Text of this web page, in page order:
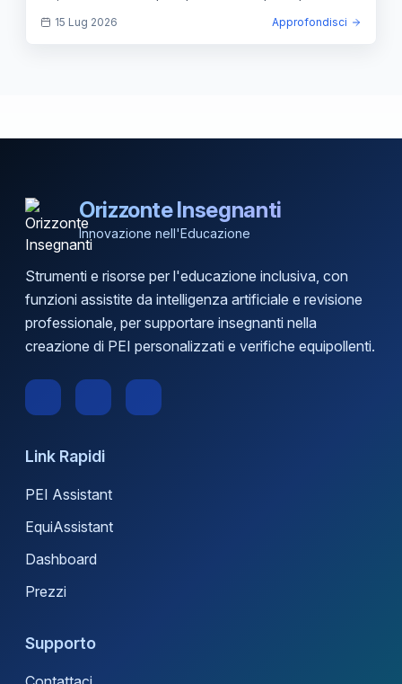
studenti.
15 Lug 2026 Approfondisci
Orizzonte Insegnanti
Innovazione nell'Educazione
Strumenti e risorse per l'educazione inclusiva, con
funzioni assistite da intelligenza artificiale e revisione
professionale, per supportare insegnanti nella
creazione di PEI personalizzati e verifiche equipollenti.
Link Rapidi
PEI Assistant
EquiAssistant
Dashboard
Prezzi
Supporto